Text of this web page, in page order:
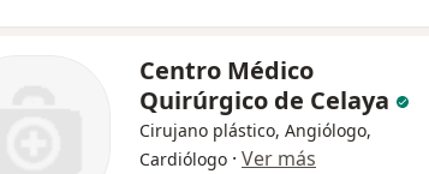
Centro Médico
Quirúrgico de Celaya
Cirujano plástico, Angiólogo,
Cardiólogo · Ver más